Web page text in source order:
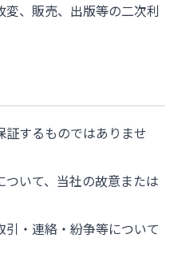
、販売、出版等の二次利
するものではありませ
いて、当社の故意または
・連絡・紛争等について